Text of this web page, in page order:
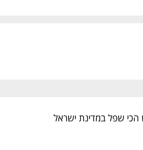
הכי שפל במדינת ישראל